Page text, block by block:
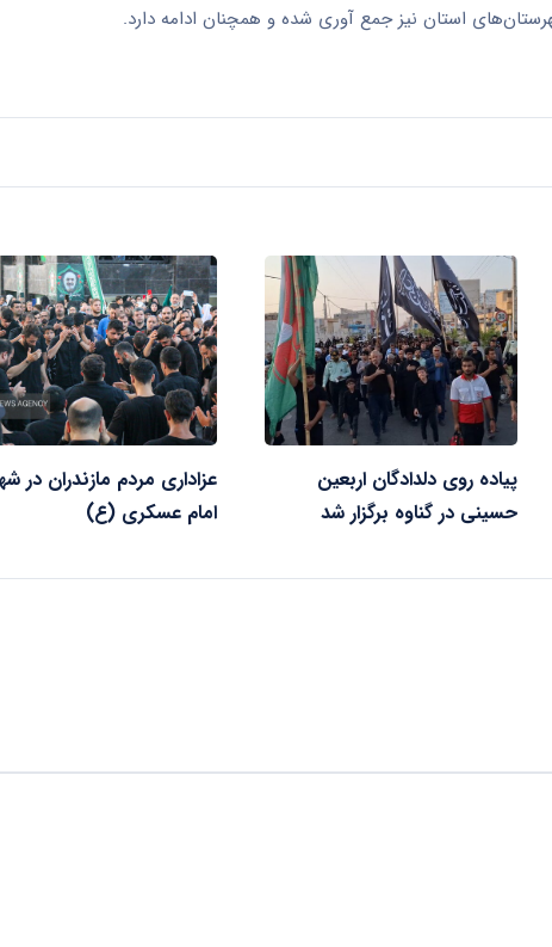
استان نیز جمع آوری شده و همچنان ادامه دارد.
پیاده روی دلدادگان اربعین
حسینی در گناوه برگزار شد
عزاداری مردم مازندران در
امام عسکری (ع)